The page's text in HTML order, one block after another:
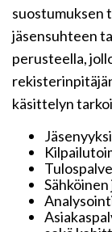
suostumuksen
jäsensuhteen
perusteella,
käsittelyn